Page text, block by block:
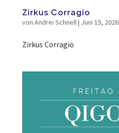
Zirkus Corragio
von Andrei Schnell| Juni 15, 2026
Zirkus Corragio